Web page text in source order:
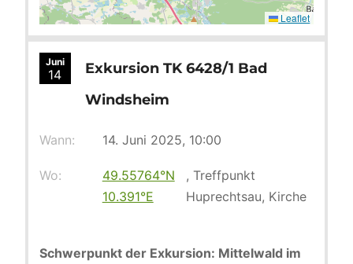
Leaflet
Juni
14
Exkursion TK 6428/1 Bad
Windsheim
Wann: 14. Juni 2025, 10:00
Wo:
49.55764°N
10.391°E
, Treffpunkt
Huprechtsau, Kirche
Schwerpunkt der Exkursion: Mittelwald im